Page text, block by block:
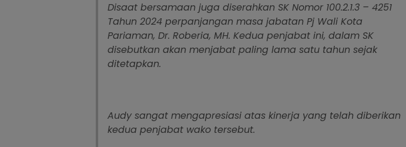
Disaat bersamaan juga diserahkan SK Nomor 100.2.1.3 – 4251
Tahun 2024 perpanjangan masa jabatan Pj Wali Kota
Pariaman, Dr. Roberia, MH. Kedua penjabat ini, dalam SK
disebutkan akan menjabat paling lama satu tahun sejak
ditetapkan.
Audy sangat mengapresiasi atas kinerja yang telah diberikan
kedua penjabat wako tersebut.